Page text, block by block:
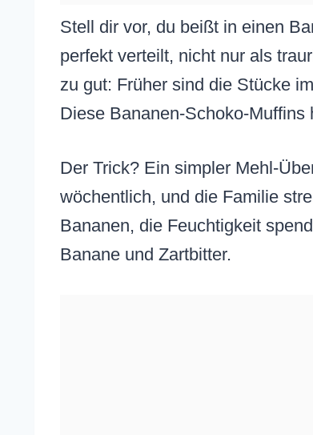
Stell dir vor, du beißt in einen
perfekt verteilt, nicht nur als
zu gut: Früher sind die Stücke
Diese Bananen-Schoko-Muffins
Der Trick? Ein simpler Mehl-
wöchentlich, und die Familie
Bananen, die Feuchtigkeit
Banane und Zartbitter.